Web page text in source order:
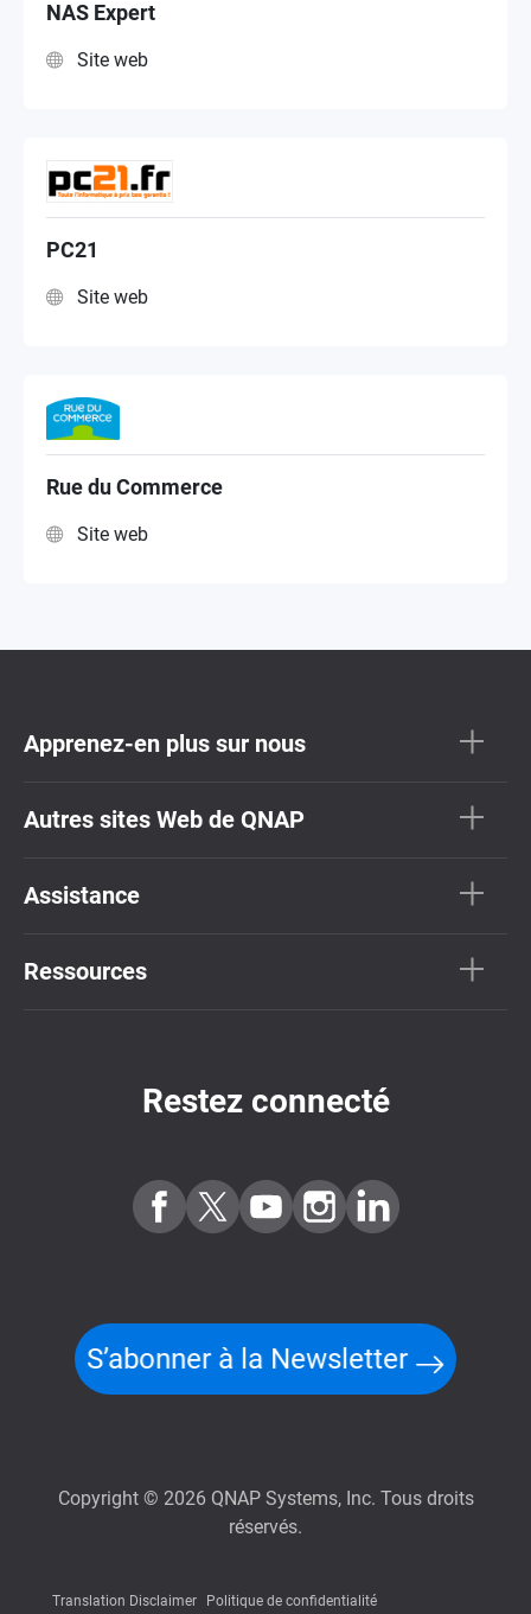
NAS Expert
Site web
PC21
Site web
Rue du Commerce
Site web
Apprenez-en plus sur nous
Autres sites Web de QNAP
Assistance
Ressources
Restez connecté
S’abonner à la Newsletter
Copyright © 2026 QNAP Systems, Inc. Tous droits
réservés.
Translation Disclaimer Politique de confidentialité